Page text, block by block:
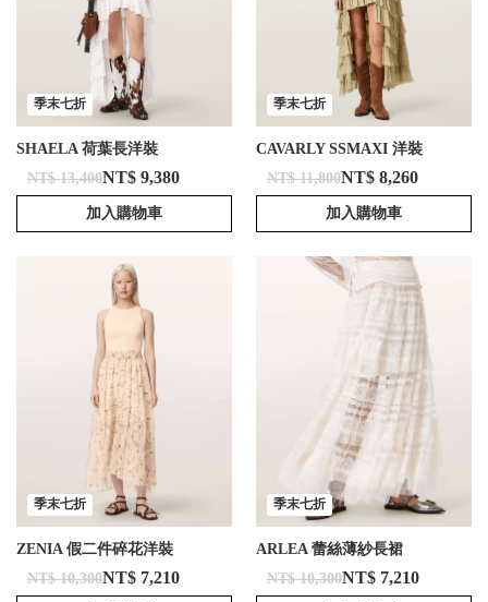
季末七折
SHAELA 荷葉長洋裝
NT$ 13,400NT$ 9,380
加入購物車
季末七折
CAVARLY SSMAXI 洋裝
NT$ 11,800NT$ 8,260
加入購物車
季末七折
ZENIA 假二件碎花洋裝
NT$ 10,300NT$ 7,210
季末七折
ARLEA 蕾絲薄紗長裙
NT$ 10,300NT$ 7,210